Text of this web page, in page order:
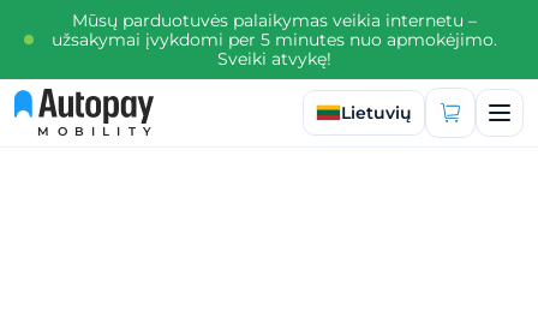
Mūsų parduotuvės palaikymas veikia internetu –
užsakymai įvykdomi per 5 minutes nuo apmokėjimo.
Sveiki atvykę!
MOBILITY
Pasirinkti kalbą
Lietuvių